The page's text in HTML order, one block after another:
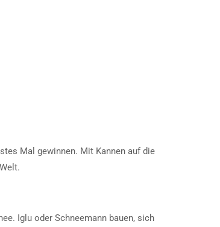
Mal gewinnen. Mit Kannen auf die
Iglu oder Schneemann bauen, sich